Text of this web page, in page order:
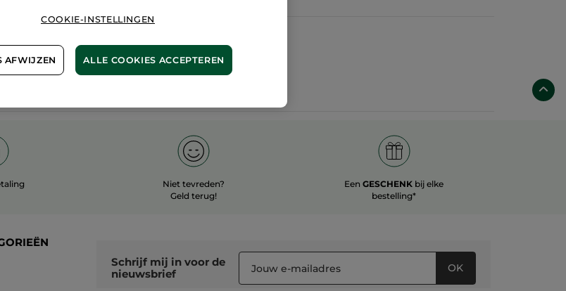
Meer zien
Niet tevreden?
Geld terug!
Een GESCHENK bij elke
bestelling*
Schrijf mij in voor de
nieuwsbrief
OK
COOKIE-INSTELLINGEN
AFWIJZEN ALLE COOKIES ACCEPTEREN